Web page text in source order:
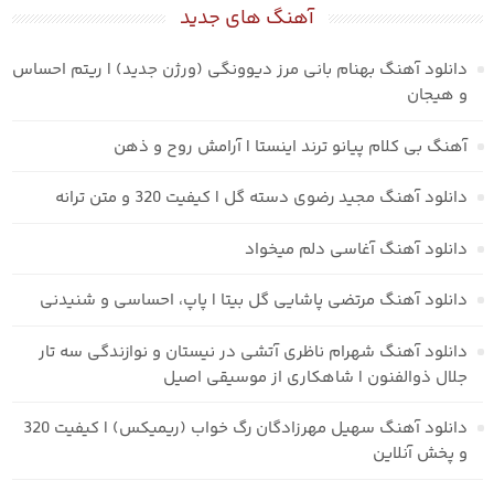
آهنگ های جدید
دانلود آهنگ بهنام بانی مرز دیوونگی (ورژن جدید) | ریتم احساس
و هیجان
آهنگ بی کلام پیانو ترند اینستا | آرامش روح و ذهن
دانلود آهنگ مجید رضوی دسته گل | کیفیت 320 و متن ترانه
دانلود آهنگ آغاسی دلم میخواد
دانلود آهنگ مرتضی پاشایی گل بیتا | پاپ، احساسی و شنیدنی
دانلود آهنگ شهرام ناظری آتشی در نیستان و نوازندگی سه تار
جلال ذوالفنون | شاهکاری از موسیقی اصیل
دانلود آهنگ سهیل مهرزادگان رگ خواب (ریمیکس) | کیفیت 320
و پخش آنلاین